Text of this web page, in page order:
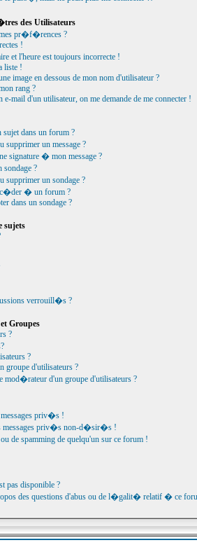
des Utilisateurs
pr�f�rences ?
!
et l'heure est toujours incorrecte !
liste !
image en dessous de mon nom d'utilisateur ?
rang ?
mail d'un utilisateur, on me demande de me connecter !
sujet dans un forum ?
un message ?
signature � mon message ?
?
un sondage ?
� un forum ?
dans un sondage ?
sujets
verrouill�s ?
Groupes
?
?
groupe d'utilisateurs ?
mod�rateur d'un groupe d'utilisateurs ?
messages priv�s !
messages priv�s non-d�sir�s !
de spamming de quelqu'un sur ce forum !
pas disponible ?
des questions d'abus ou de l�galit� relatif � ce